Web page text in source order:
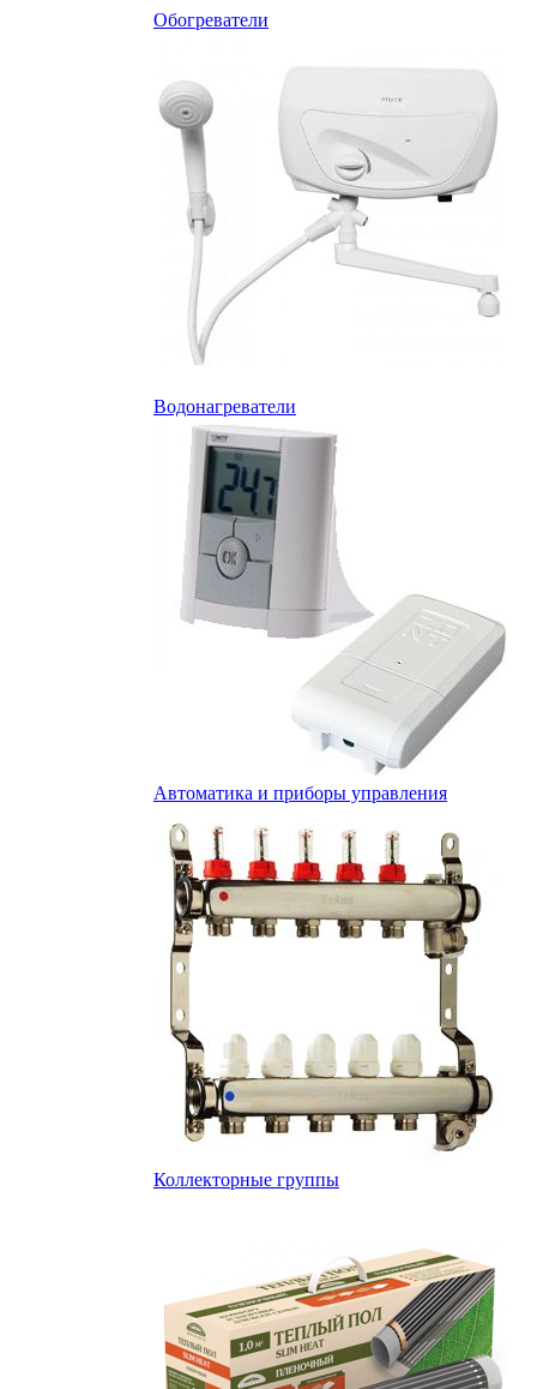
Обогреватели
Водонагреватели
Автоматика и приборы управления
Коллекторные группы